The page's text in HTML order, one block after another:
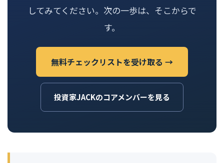
してみてください。次の一歩は、そこからで
す。
無料チェックリストを受け取る →
投資家JACKのコアメンバーを見る